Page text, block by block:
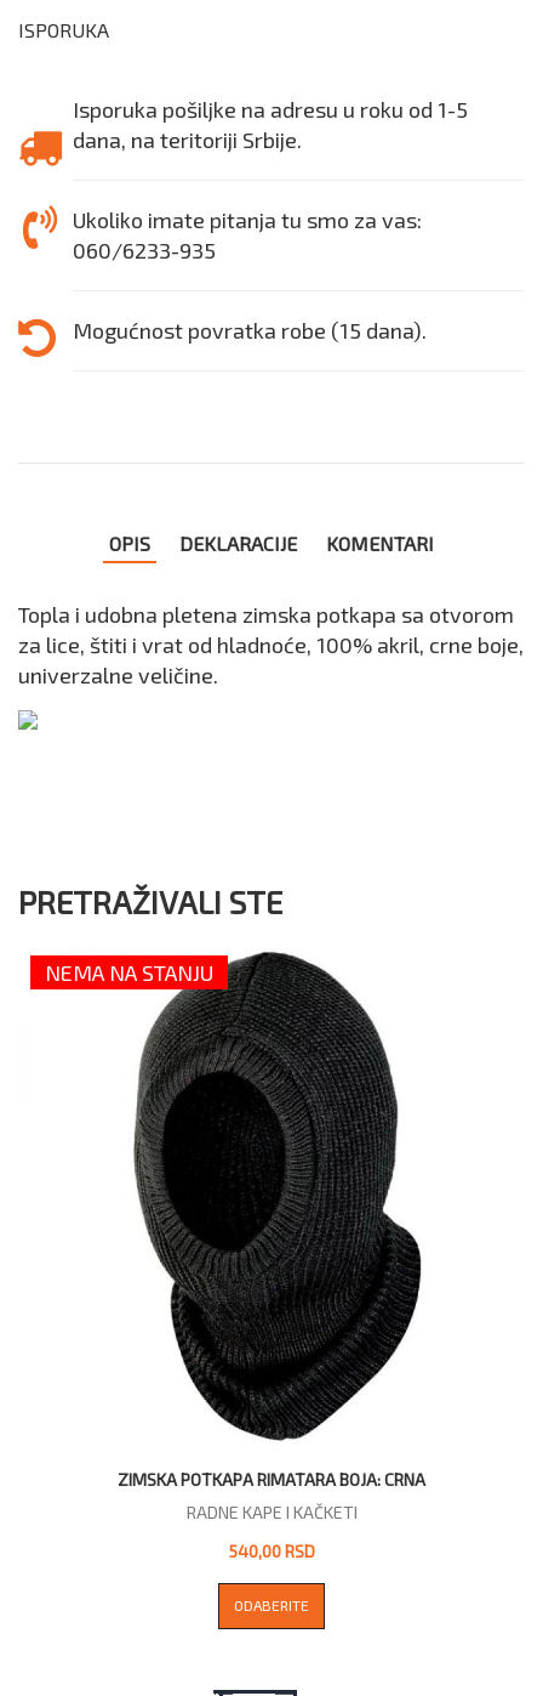
ISPORUKA
Isporuka pošiljke na adresu u roku od 1-5
dana, na teritoriji Srbije.
Ukoliko imate pitanja tu smo za vas:
060/6233-935
Mogućnost povratka robe (15 dana).
OPIS DEKLARACIJE KOMENTARI
Topla i udobna pletena zimska potkapa sa otvorom
za lice, štiti i vrat od hladnoće, 100% akril, crne boje,
univerzalne veličine.
PRETRAŽIVALI STE
NEMA NA STANJU
ZIMSKA POTKAPA RIMATARA BOJA: CRNA
RADNE KAPE I KAČKETI
540,00 RSD
ODABERITE